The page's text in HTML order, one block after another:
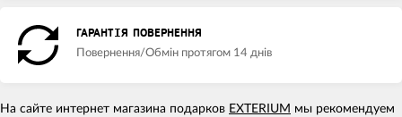
ГАРАНТІЯ ПОВЕРНЕННЯ
Повернення/Обмін протягом 14 днів
На сайте интернет магазина подарков EXTERIUM мы рекомендуем